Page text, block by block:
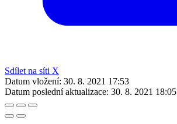
Sdílet na síti X
Datum vložení: 30. 8. 2021 17:53
Datum poslední aktualizace: 30. 8. 2021 18:05